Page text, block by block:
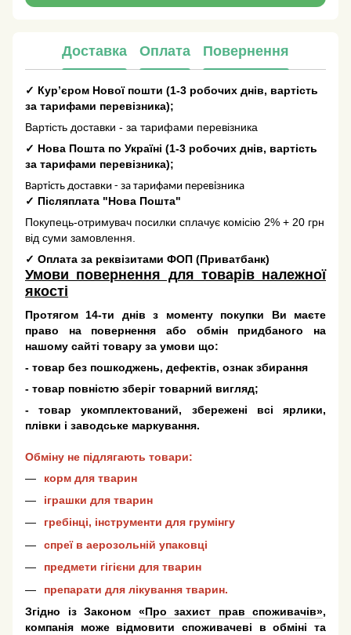
Доставка Оплата Повернення
✓ Кур’єром Нової пошти (1-3 робочих днів, вартість
за тарифами перевізника);
Вартість доставки - за тарифами перевізника
✓ Нова Пошта по Україні (1-3 робочих днів, вартість
за тарифами перевізника);
Вартість доставки - за тарифами перевізника
✓ Післяплата "Нова Пошта"
Покупець-отримувач посилки сплачує комісію 2% + 20 грн
від суми замовлення.
✓ Оплата за реквізитами ФОП (Приватбанк)
Умови повернення для товарів належної
якості
Протягом 14-ти днів з моменту покупки Ви маєте
право на повернення або обмін придбаного на
нашому сайті товару за умови що:
- товар без пошкоджень, дефектів, ознак збирання
- товар повністю зберіг товарний вигляд;
- товар укомплектований, збережені всі ярлики,
плівки і заводське маркування.
Обміну не підлягають товари:
корм для тварин
іграшки для тварин
гребінці, інструменти для грумінгу
спреї в аерозольній упаковці
предмети гігієни для тварин
препарати для лікування тварин.
Згідно із Законом «Про захист прав споживачів»,
компанія може відмовити споживачеві в обміні та